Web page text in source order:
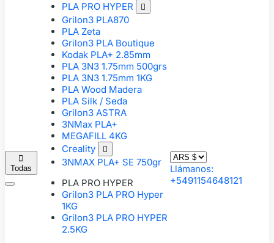

Todas
PLA PRO HYPER

Grilon3 PLA870
PLA Zeta
Grilon3 PLA Boutique
Kodak PLA+ 2.85mm
PLA 3N3 1.75mm 500grs
PLA 3N3 1.75mm 1KG
PLA Wood Madera
PLA Silk / Seda
Grilon3 ASTRA
3NMax PLA+
MEGAFILL 4KG
Creality

3NMAX PLA+ SE 750gr
PLA PRO HYPER
Grilon3 PLA PRO Hyper
1KG
Grilon3 PLA PRO HYPER
2.5KG
Llámanos:
+5491154648121